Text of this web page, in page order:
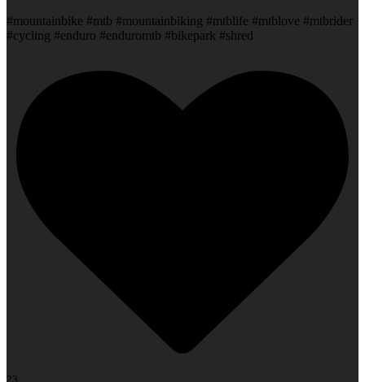
#mountainbike #mtb #mountainbiking #mtblife #mtblove #mtbrider
#cycling #enduro #enduromtb #bikepark #shred
23